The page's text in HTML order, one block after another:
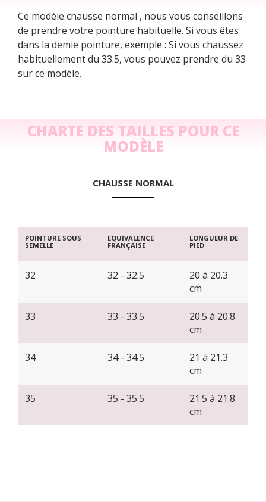
Ce modèle chausse normal , nous vous conseillons
de prendre votre pointure habituelle. Si vous êtes
dans la demie pointure, exemple : Si vous chaussez
habituellement du 33.5, vous pouvez prendre du 33
sur ce modèle.
CHARTE DES TAILLES POUR CE
MODÈLE
CHAUSSE NORMAL
POINTURE SOUS
SEMELLE
EQUIVALENCE
FRANÇAISE
LONGUEUR DE
PIED
32 32 - 32.5
20 à 20.3
cm
33 33 - 33.5
20.5 à 20.8
cm
34 34 - 34.5
21 à 21.3
cm
35 35 - 35.5
21.5 à 21.8
cm